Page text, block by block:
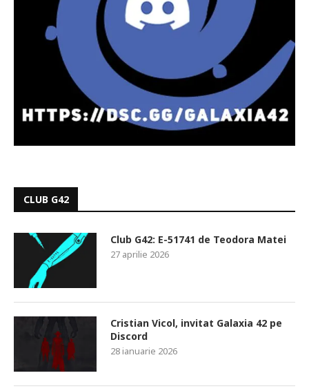
CLUB G42
Club G42: E-51741 de Teodora Matei
27 aprilie 2026
Cristian Vicol, invitat Galaxia 42 pe
Discord
28 ianuarie 2026